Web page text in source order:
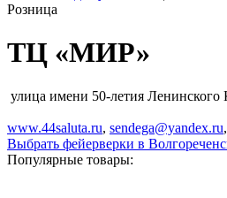
Розница
ТЦ «МИР»
улица имени 50-летия Ленинского
www.44saluta.ru, sendega@yandex.ru,
Выбрать фейерверки в
Популярные товары: